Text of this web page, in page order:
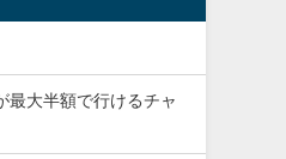
最大半額で行けるチャ